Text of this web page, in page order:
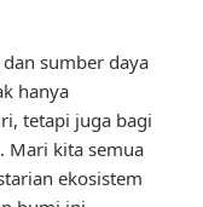
sumber daya
hanya
tetapi juga bagi
Mari kita semua
ekosistem